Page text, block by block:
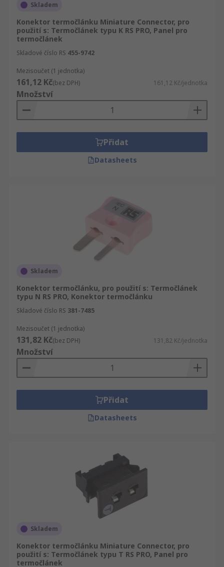
Skladem
Konektor termočlánku Miniature Connector, pro
použití s: Termočlánek typu K RS PRO, Panel pro
termočlánek
Skladové číslo RS 455-9742
Mezisoučet (1 jednotka)
161,12 Kč(bez DPH) 161,12 Kč/jednotka
Množství
Přidat
Datasheets
Skladem
Konektor termočlánku, pro použití s: Termočlánek
typu N RS PRO, Konektor termočlánku
Skladové číslo RS 381-7485
Mezisoučet (1 jednotka)
131,82 Kč(bez DPH) 131,82 Kč/jednotka
Množství
Přidat
Datasheets
Skladem
Konektor termočlánku Miniature Connector, pro
použití s: Termočlánek typu T RS PRO, Panel pro
termočlánek